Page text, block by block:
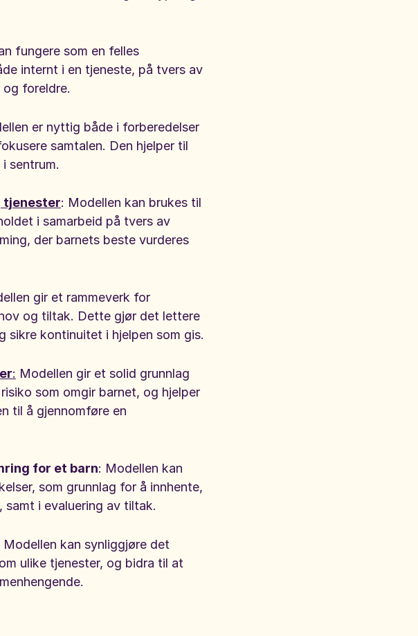
fungere som en felles
internt i en tjeneste, på tvers av
og foreldre.
er nyttig både i forberedelser
samtalen. Den hjelper til
sentrum.
tjenester: Modellen kan brukes til
i samarbeid på tvers av
der barnets beste vurderes
gir et rammeverk for
og tiltak. Dette gjør det lettere
sikre kontinuitet i hjelpen som gis.
: Modellen gir et solid grunnlag
som omgir barnet, og hjelper
til å gjennomføre en
for et barn: Modellen kan
som grunnlag for å innhente,
samt i evaluering av tiltak.
Modellen kan synliggjøre det
ulike tjenester, og bidra til at